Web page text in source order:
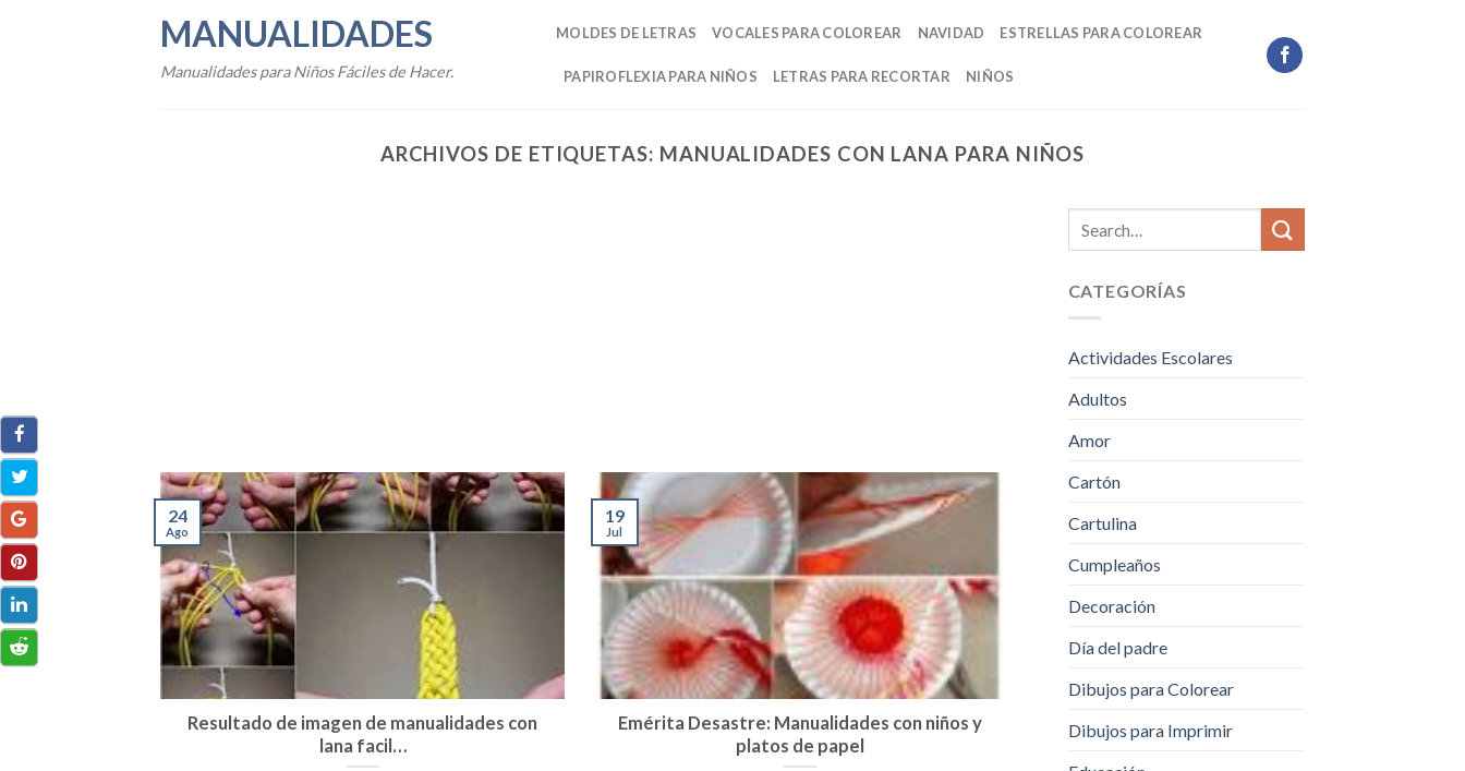
MANUALIDADES
Manualidades para Niños Fáciles de Hacer.
MOLDES DE LETRAS VOCALES PARA COLOREAR NAVIDAD ESTRELLAS PARA COLOREAR
PAPIROFLEXIA PARA NIÑOS LETRAS PARA RECORTAR NIÑOS
ARCHIVOS DE ETIQUETAS: MANUALIDADES CON LANA PARA NIÑOS
Resultado de imagen de manualidades con
lana facil…
24
Ago
Emérita Desastre: Manualidades con niños y
platos de papel
19
Jul
CATEGORÍAS
Actividades Escolares
Adultos
Amor
Cartón
Cartulina
Cumpleaños
Decoración
Día del padre
Dibujos para Colorear
Dibujos para Imprimir